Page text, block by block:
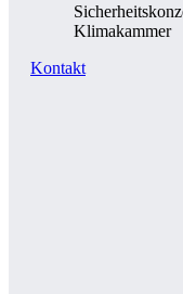
Klimakammer
Kontakt